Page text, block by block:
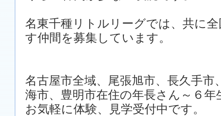
名東千種リトルリーグでは、共に
す仲間を募集しています。
名古屋市全域、尾張旭市、長久手市
海市、豊明市在住の年長さん～６
お気軽に体験、見学受付中です。